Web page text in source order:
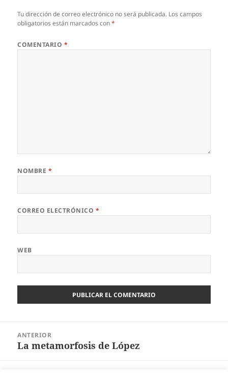
Tu dirección de correo electrónico no será publicada. Los campos
obligatorios están marcados con*
COMENTARIO *
NOMBRE *
CORREO ELECTRÓNICO *
WEB
entradas
ANTERIOR
Entrada
La metamorfosis de López